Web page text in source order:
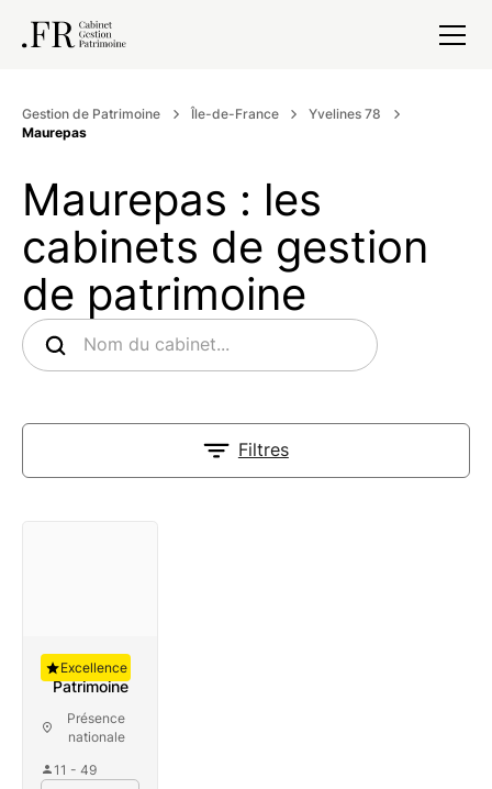
Gestion de Patrimoine Île-de-France
Yvelines 78
Maurepas
Maurepas : les
cabinets de gestion
de patrimoine
Filtres
Auguste
Patrimoine
Présence
nationale
11 - 49
Excellence